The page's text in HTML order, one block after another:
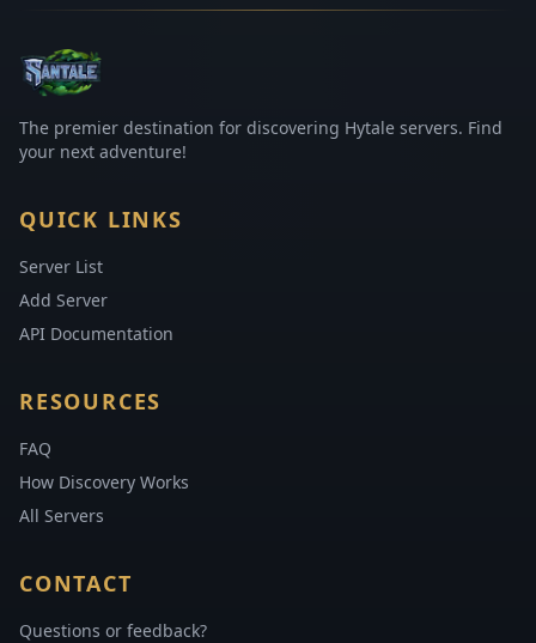
The premier destination for discovering Hytale servers. Find
your next adventure!
QUICK LINKS
Server List
Add Server
API Documentation
RESOURCES
FAQ
How Discovery Works
All Servers
CONTACT
Questions or feedback?